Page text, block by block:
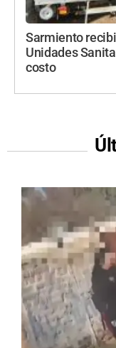
Sarmiento
Unidades
costo